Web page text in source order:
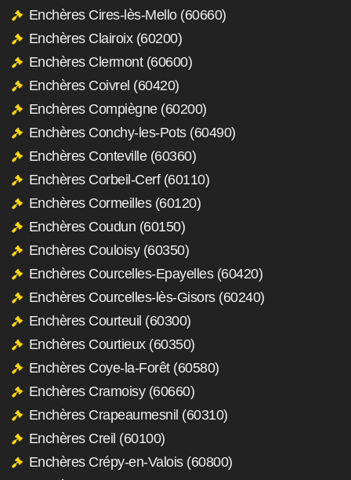
Enchères Cires-lès-Mello (60660)
Enchères Clairoix (60200)
Enchères Clermont (60600)
Enchères Coivrel (60420)
Enchères Compiègne (60200)
Enchères Conchy-les-Pots (60490)
Enchères Conteville (60360)
Enchères Corbeil-Cerf (60110)
Enchères Cormeilles (60120)
Enchères Coudun (60150)
Enchères Couloisy (60350)
Enchères Courcelles-Epayelles (60420)
Enchères Courcelles-lès-Gisors (60240)
Enchères Courteuil (60300)
Enchères Courtieux (60350)
Enchères Coye-la-Forêt (60580)
Enchères Cramoisy (60660)
Enchères Crapeaumesnil (60310)
Enchères Creil (60100)
Enchères Crépy-en-Valois (60800)